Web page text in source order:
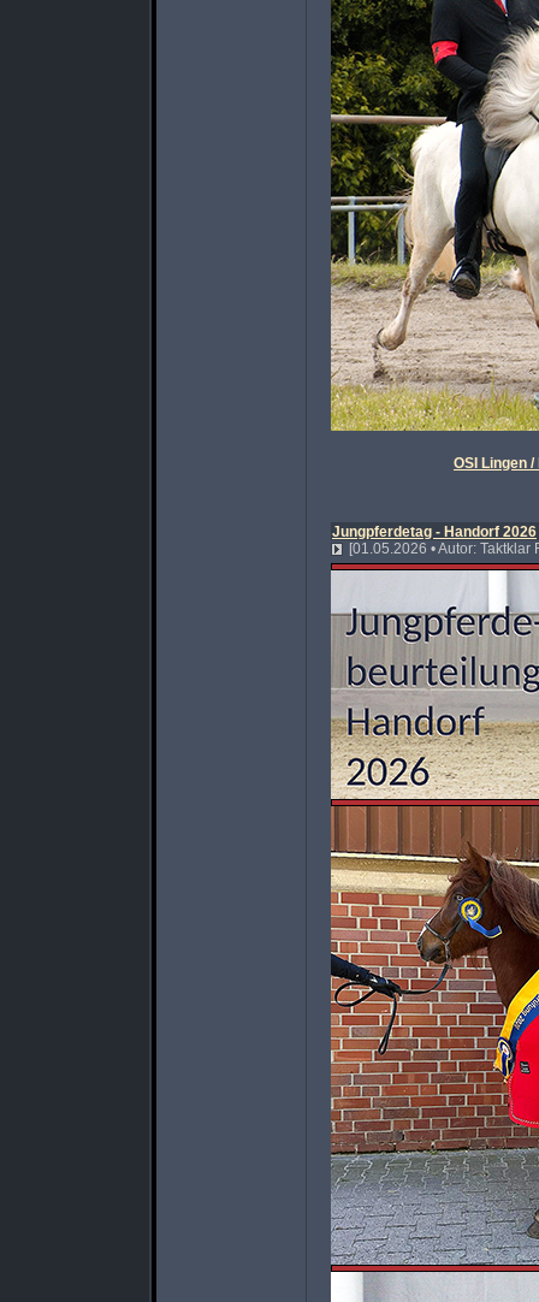
OSI Lingen
Jungpferdetag - Handorf 2026
[01.05.2026 • Autor: Taktklar